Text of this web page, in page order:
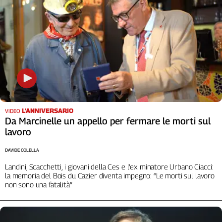
nel
Lavoro
Territori
Abruzzo-
Molise
Alto
Adige
Basilicata
Calabria
Romagna
Friuli
Venezia
Giulia
VIDEO L'ANNIVERSARIO
Da Marcinelle un appello per fermare le morti sul
lavoro
Landini, Scacchetti, i giovani della Ces e l’ex minatore Urbano Ciacci:
la memoria del Bois du Cazier diventa impegno: “Le morti sul lavoro
non sono una fatalità”
DAVIDE COLELLA